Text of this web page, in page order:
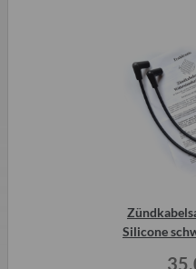
Silicone